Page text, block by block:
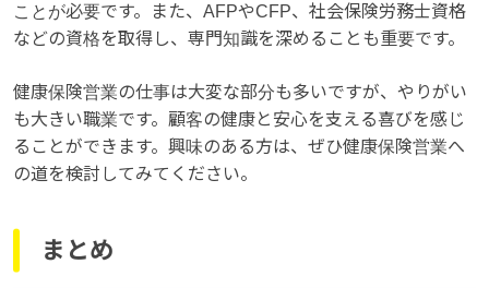
ことが必要です。また、AFPやCFP、社会保険労務士資格
などの資格を取得し、専門知識を深めることも重要です。
健康保険営業の仕事は大変な部分も多いですが、やりがい
も大きい職業です。顧客の健康と安心を支える喜びを感じ
ることができます。興味のある方は、ぜひ健康保険営業へ
の道を検討してみてください。
まとめ